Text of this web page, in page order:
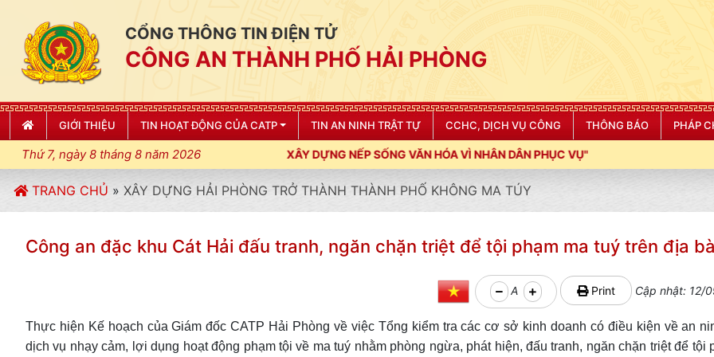
CỔNG THÔNG TIN ĐIỆN TỬ
CÔNG AN THÀNH PHỐ HẢI PHÒNG
GIỚI THIỆU TIN HOẠT ĐỘNG CỦA CATP TIN AN NINH TRẬT TỰ CCHC, DỊCH VỤ CÔNG THÔNG BÁO PHÁP
Thứ 7, ngày 8 tháng 8 năm 2026
KỶ CƯƠNG, ĐIỀU LỆNH; XÂY DỰNG NẾP SỐNG VĂN HÓA VÌ NHÂN DÂN PHỤC VỤ"
TRANG CHỦ » XÂY DỰNG HẢI PHÒNG TRỞ THÀNH THÀNH PHỐ KHÔNG MA TÚY
Công an đặc khu Cát Hải đấu tranh, ngăn chặn triệt để tội phạm ma tuý trên địa
A Print Cập nhật: 12/
Thực hiện Kế hoạch của Giám đốc CATP Hải Phòng về việc Tổng kiểm tra các cơ sở kinh doanh có điều kiện về an
dịch vụ nhạy cảm, lợi dụng hoạt động phạm tội về ma tuý nhằm phòng ngừa, phát hiện, đấu tranh, ngăn chặn triệt để tội